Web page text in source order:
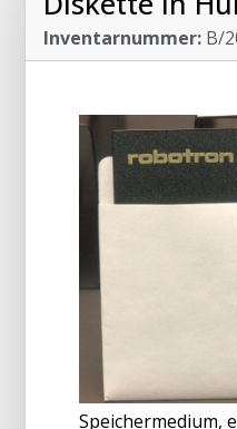
Inventarnummer: B/
Speichermedium,